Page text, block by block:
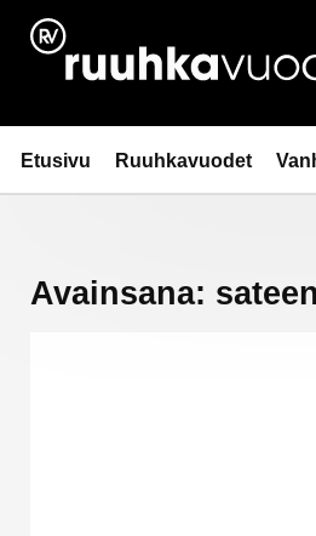
Siirry
sisältöön
Ruuhkavuodet.fi
Etusivu Ruuhkavuodet
Avainsana: